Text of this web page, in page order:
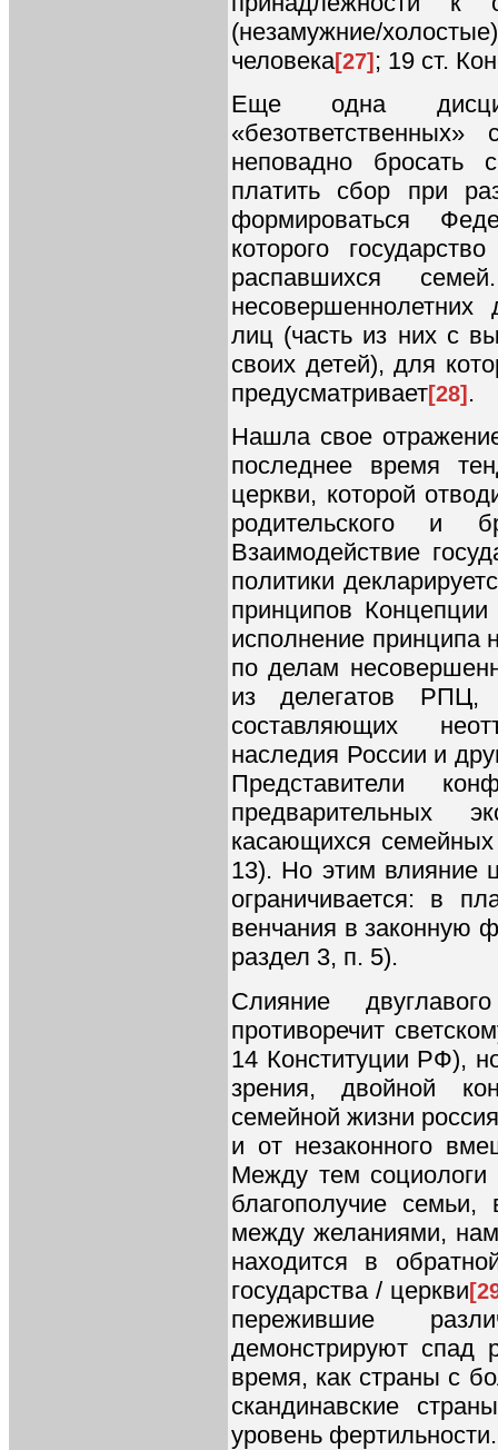
(незамужние/
человека[27]; 19 ст.
Еще одна
неповадно бросать
платить сбор при
формироваться
которого
распавшихся
несовершеннолетних
лиц (часть из них с
своих детей), для
предусматривает[28] .
Нашла свое
последнее время
церкви, которой
родительского и
Взаимодействие
политики
принципов
исполнение принципа
по делам
из делегатов РПЦ,
составляющих
наследия России и
Представители
предварительных
касающихся
13). Но этим влияние
ограничивается: в
венчания в законную
раздел 3, п. 5).
Слияние
противоречит
14 Конституции РФ),
зрения, двойной
семейной жизни
и от незаконного
Между тем
благополучие
между желаниями,
находится в
государства / церкви
пережившие
демонстрируют спад
время, как страны с
скандинавские
уровень фертильности.